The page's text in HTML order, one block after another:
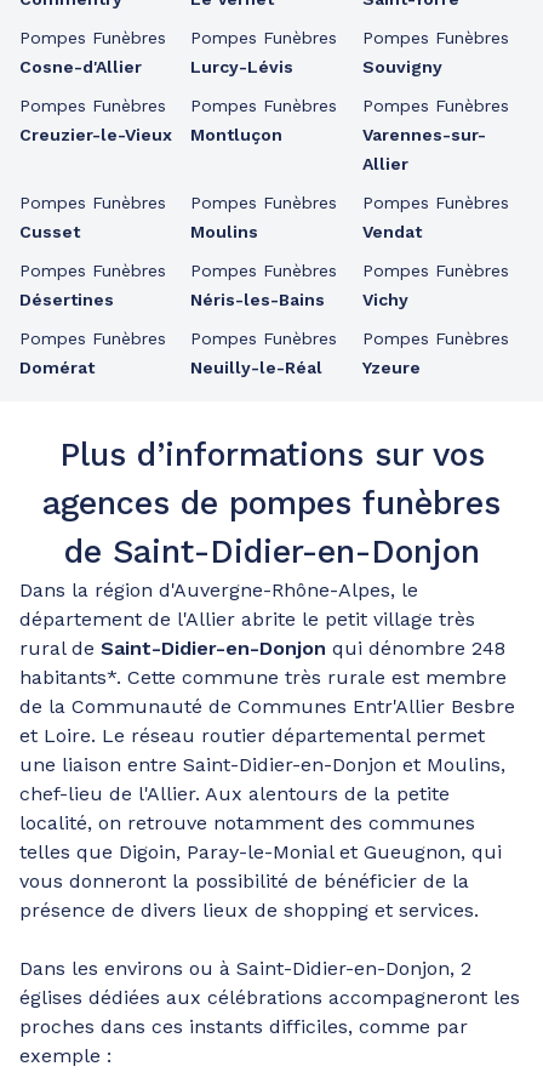
Pompes Funèbres
Cosne-d'Allier
Pompes Funèbres
Creuzier-le-Vieux
Pompes Funèbres
Cusset
Pompes Funèbres
Désertines
Pompes Funèbres
Domérat
Pompes Funèbres
Lurcy-Lévis
Pompes Funèbres
Montluçon
Pompes Funèbres
Moulins
Pompes Funèbres
Néris-les-Bains
Pompes Funèbres
Neuilly-le-Réal
Pompes Funèbres
Souvigny
Pompes Funèbres
Varennes-sur-
Allier
Pompes Funèbres
Vendat
Pompes Funèbres
Vichy
Pompes Funèbres
Yzeure
Plus d’informations sur vos
agences de pompes funèbres
de Saint-Didier-en-Donjon
Dans la région d'Auvergne-Rhône-Alpes, le
département de l'Allier abrite le petit village très
rural de Saint-Didier-en-Donjon qui dénombre 248
habitants*. Cette commune très rurale est membre
de la Communauté de Communes Entr'Allier Besbre
et Loire. Le réseau routier départemental permet
une liaison entre Saint-Didier-en-Donjon et Moulins,
chef-lieu de l'Allier. Aux alentours de la petite
localité, on retrouve notamment des communes
telles que Digoin, Paray-le-Monial et Gueugnon, qui
vous donneront la possibilité de bénéficier de la
présence de divers lieux de shopping et services.
Dans les environs ou à Saint-Didier-en-Donjon, 2
églises dédiées aux célébrations accompagneront les
proches dans ces instants difficiles, comme par
exemple :